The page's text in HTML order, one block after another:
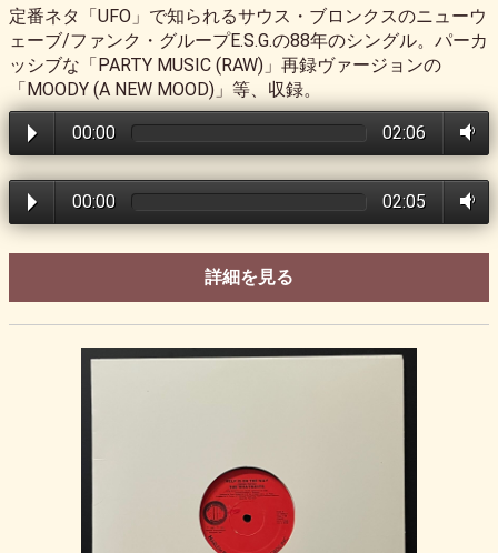
定番ネタ「UFO」で知られるサウス・ブロンクスのニューウ
ェーブ/ファンク・グループE.S.G.の88年のシングル。パーカ
ッシブな「PARTY MUSIC (RAW)」再録ヴァージョンの
「MOODY (A NEW MOOD)」等、収録。
00:00 02:06
00:00 02:05
詳細を見る